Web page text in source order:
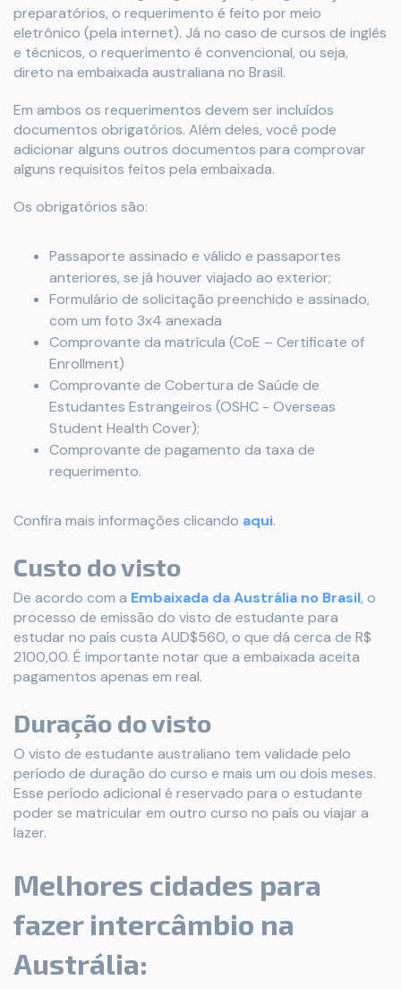
preparatórios, o requerimento é feito por meio
eletrônico (pela internet). Já no caso de cursos de inglês
e técnicos, o requerimento é convencional, ou seja,
direto na embaixada australiana no Brasil.
Em ambos os requerimentos devem ser incluídos
documentos obrigatórios. Além deles, você pode
adicionar alguns outros documentos para comprovar
alguns requisitos feitos pela embaixada.
Os obrigatórios são:
Passaporte assinado e válido e passaportes
anteriores, se já houver viajado ao exterior;
Formulário de solicitação preenchido e assinado,
com um foto 3x4 anexada
Comprovante da matrícula (CoE – Certificate of
Enrollment)
Comprovante de Cobertura de Saúde de
Estudantes Estrangeiros (OSHC - Overseas
Student Health Cover);
Comprovante de pagamento da taxa de
requerimento.
Confira mais informações clicando aqui.
Custo do visto
De acordo com a Embaixada da Austrália no Brasil, o
processo de emissão do visto de estudante para
estudar no país custa AUD$560, o que dá cerca de R$
2100,00. É importante notar que a embaixada aceita
pagamentos apenas em real.
Duração do visto
O visto de estudante australiano tem validade pelo
período de duração do curso e mais um ou dois meses.
Esse período adicional é reservado para o estudante
poder se matricular em outro curso no país ou viajar a
lazer.
Melhores cidades para
fazer intercâmbio na
Austrália: